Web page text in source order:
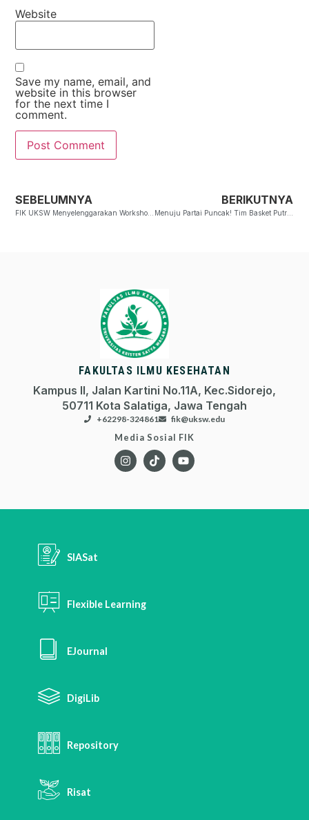
Website
Save my name, email, and
website in this browser
for the next time I
comment.
SEBELUMNYA BERIKUTNYA
Menuju Partai Puncak! Tim Basket Putra FIK UKSW Raih Kemenangan Penting di Semifinal POM UKSW 2026
FAKULTAS ILMU KESEHATAN
Kampus II, Jalan Kartini No.11A, Kec.Sidorejo,
50711 Kota Salatiga, Jawa Tengah
+62298-324861 fik@uksw.edu
Media Sosial FIK
SIASat
Flexible Learning
EJournal
DigiLib
Repository
Risat